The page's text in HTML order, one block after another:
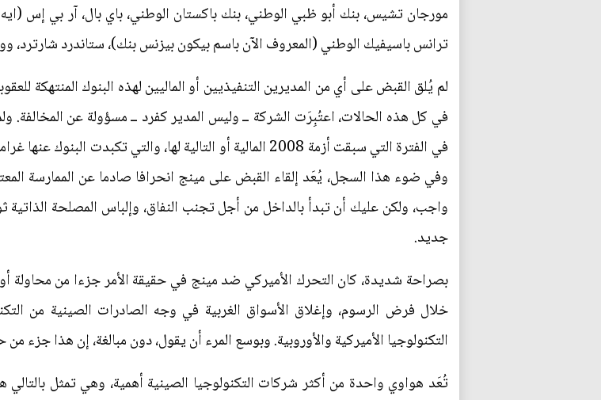
مورجان تشيس، بنك أبو ظبي الوطني، بنك باكستان الوطني، باي بال، آر بي إس
ترانس باسيفيك الوطني (المعروف الآن باسم بيكون بيزنس بنك)، ستاندرد شارترد،
لم يُلق القبض على أي من المديرين التنفيذيين أو الماليين لهذه البنوك المنتهكة
في كل هذه الحالات، اعتُبِرَت الشركة ــ وليس المدير كفرد ــ مسؤولة عن
وفي ضوء هذا السجل، يُعَد إلقاء القبض على مينج انحرافا صادما عن الممارسة
واجب، ولكن عليك أن تبدأ بالداخل من أجل تجنب النفاق، وإلباس المصلحة الذاتية
جديد.
بصراحة شديدة، كان التحرك الأميركي ضد مينج في حقيقة الأمر جزءا من
خلال فرض الرسوم، وإغلاق الأسواق الغربية في وجه الصادرات الصينية من
التكنولوجيا الأميركية والأوروبية. وبوسع المرء أن يقول، دون مبالغة، إن هذا
تُعَد هواوي واحدة من أكثر شركات التكنولوجيا الصينية أهمية، وهي تمثل بالتالي